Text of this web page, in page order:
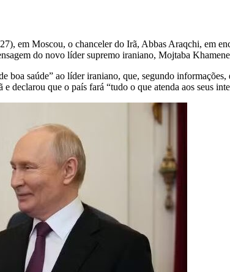
em Moscou, o chanceler do Irã, Abbas Araqchi, em
do novo líder supremo iraniano, Mojtaba
boa saúde” ao líder iraniano, que, segundo
que o país fará “tudo o que atenda aos seus